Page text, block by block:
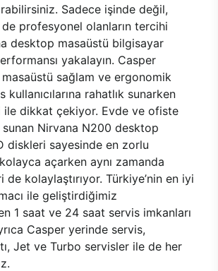
Sadece işinde değil,
profesyonel olanların tercihi
desktop masaüstü bilgisayar
yakalayın. Casper
sağlam ve ergonomik
kullanıcılarına rahatlık sunarken
ile dikkat çekiyor. Evde ve ofiste
Nirvana N200 desktop
diskleri sayesinde en zorlu
açarken aynı zamanda
kolaylaştırıyor. Türkiye’nin en iyi
ile geliştirdiğimiz
1 saat ve 24 saat servis imkanları
Casper yerinde servis,
Jet ve Turbo servisler ile de her